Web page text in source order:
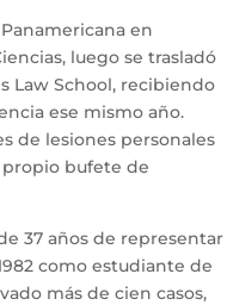
en
luego se trasladó
Law School, recibiendo
ese mismo año.
de lesiones personales
propio bufete de
37 años de representar
como estudiante de
más de cien casos,